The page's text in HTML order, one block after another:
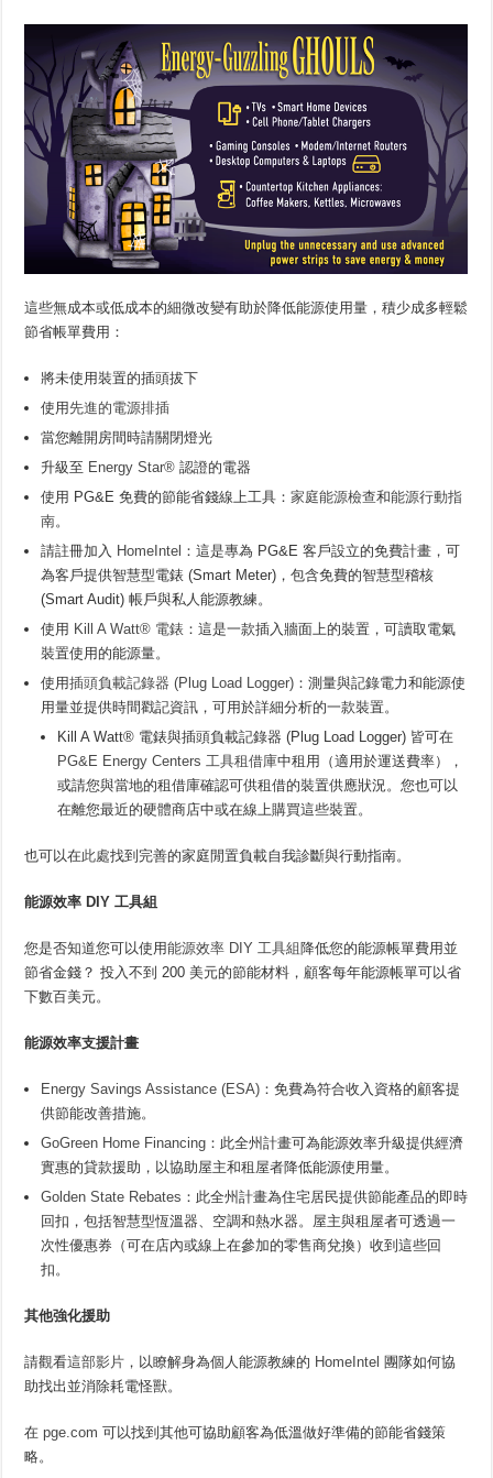
這些無成本或低成本的細微改變有助於降低能源使用量，積少成多輕鬆
節省帳單費用：
將未使用裝置的插頭拔下
使用先進的電源排插
當您離開房間時請關閉燈光
升級至 Energy Star® 認證的電器
使用 PG&E 免費的節能省錢線上工具：家庭能源檢查和能源行動指
南。
請註冊加入 HomeIntel ：這是專為 PG&E 客戶設立的免費計畫，可
為客戶提供智慧型電錶 (Smart Meter)，包含免費的智慧型稽核
(Smart Audit) 帳戶與私人能源教練。
使用 Kill A Watt® 電錶 ：這是一款插入牆面上的裝置，可讀取電氣
裝置使用的能源量。
使用插頭負載記錄器 (Plug Load Logger) ：測量與記錄電力和能源使
用量並提供時間戳記資訊，可用於詳細分析的一款裝置。
Kill A Watt® 電錶與插頭負載記錄器 (Plug Load Logger) 皆可在
PG&E Energy Centers 工具租借庫中租用（適用於運送費率），
或請您與當地的租借庫確認可供租借的裝置供應狀況。您也可以
在離您最近的硬體商店中或在線上購買這些裝置。
也可以在此處找到完善的家庭閒置負載自我診斷與行動指南。
能源效率 DIY工具組
您是否知道您可以使用能源效率 DIY 工具組 降低您的能源帳單費用並
節省金錢？ 投入不到 200 美元的節能材料，顧客每年能源帳單可以省
下數百美元。
能源效率支援計畫
Energy Savings Assistance (ESA) ：免費為符合收入資格的顧客提
供節能改善措施。
GoGreen Home Financing ：此全州計畫可為能源效率升級提供經濟
實惠的貸款援助，以協助屋主和租屋者降低能源使用量。
Golden State Rebates ：此全州計畫為住宅居民提供節能產品的即時
回扣，包括智慧型恆溫器、空調和熱水器。屋主與租屋者可透過一
次性優惠券（可在店內或線上在參加的零售商兌換）收到這些回
扣。
其他強化援助
請觀看這部影片 ，以瞭解身為個人能源教練的 HomeIntel 團隊如何協
助找出並消除耗電怪獸。
在pge.com 可以找到其他可協助顧客為低溫做好準備的節能省錢策
略。